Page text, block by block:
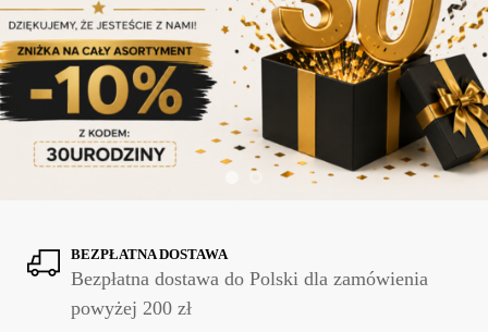
BEZPŁATNA DOSTAWA
Bezpłatna dostawa do Polski dla zamówienia
powyżej 200 zł